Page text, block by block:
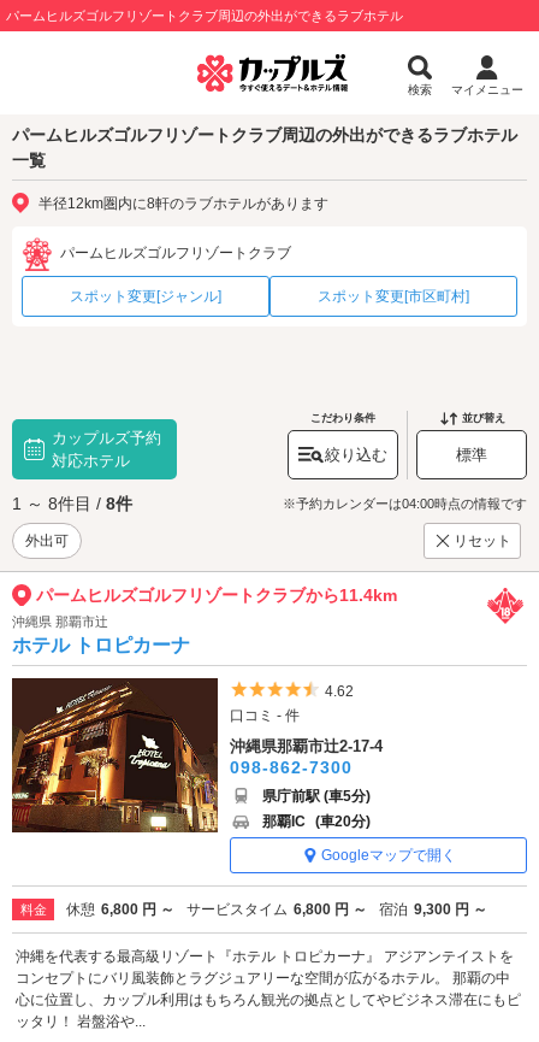
パームヒルズゴルフリゾートクラブ周辺の外出ができるラブホテル
検索 マイメニュー
パームヒルズゴルフリゾートクラブ周辺の外出ができるラブホテル
一覧
半径12km圏内に8軒のラブホテルがあります
パームヒルズゴルフリゾートクラブ
スポット変更[ジャンル] スポット変更[市区町村]
カップルズ予約
対応ホテル
こだわり条件
絞り込む
並び替え
標準
1 ～ 8件目 / 8件 ※予約カレンダーは04:00時点の情報です
外出可 リセット
パームヒルズゴルフリゾートクラブから11.4km
沖縄県 那覇市辻
ホテル トロピカーナ
5つ星のうち4.5
4.62
口コミ - 件
沖縄県那覇市辻2-17-4
098-862-7300
県庁前駅 (車5分)
那覇IC (車20分)
Googleマップで開く
料金 休憩 6,800 円 ～ サービスタイム 6,800 円 ～ 宿泊 9,300 円 ～
沖縄を代表する最高級リゾート『ホテル トロピカーナ』 アジアンテイストを
コンセプトにバリ風装飾とラグジュアリーな空間が広がるホテル。 那覇の中
心に位置し、カップル利用はもちろん観光の拠点としてやビジネス滞在にもピ
ッタリ！ 岩盤浴や...